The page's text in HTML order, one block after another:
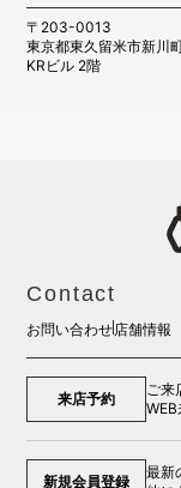
〒203-0013
東京都東久留米市新川
KRビル 2階
Contact
お問い合わせ店舗情報
来店予約
ご来
新規会員登録
最新